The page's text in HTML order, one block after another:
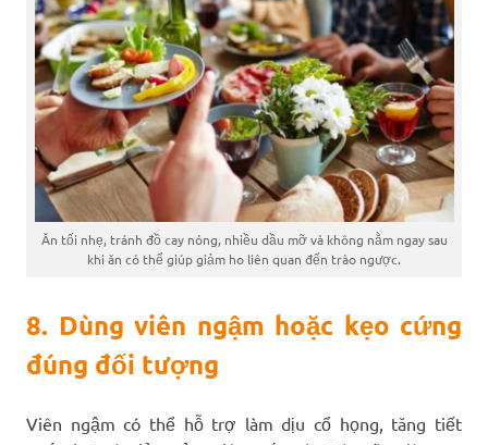
Ăn tối nhẹ, tránh đồ cay nóng, nhiều dầu mỡ và không nằm ngay sau
khi ăn có thể giúp giảm ho liên quan đến trào ngược.
8. Dùng viên ngậm hoặc kẹo cứng
đúng đối tượng
Viên ngậm có thể hỗ trợ làm dịu cổ họng, tăng tiết